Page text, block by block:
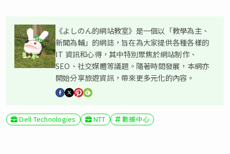
《よしのん的網站教室》是一個以「教學為主、
新聞為輔」的網誌，旨在為大家提供各種各樣的
IT 資訊和心得，其中特別聚焦於網站制作、
SEO、社交媒體等議題。隨著時間發展，本網亦
開始分享旅遊資訊，帶來更多元化的內容。
Dell Technologies NTT 數據中心